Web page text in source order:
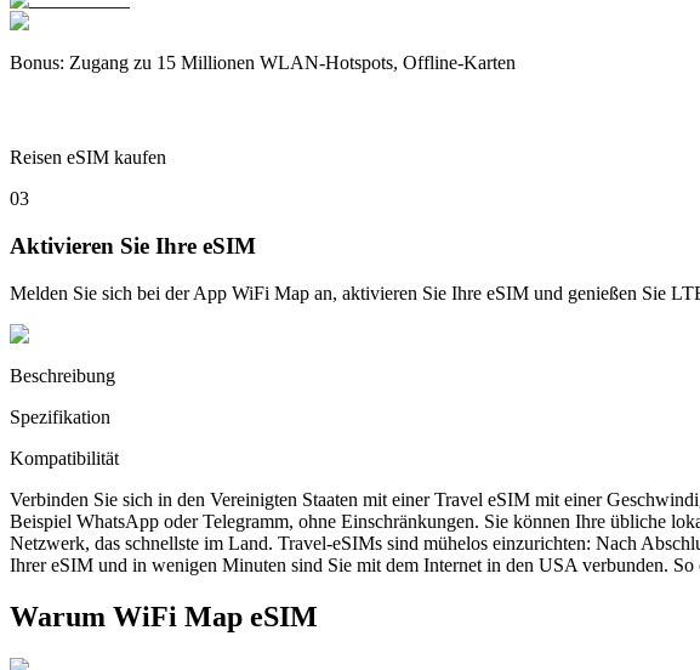
Bonus: Zugang zu 15 Millionen WLAN-Hotspots, Offline-Karten
Reisen eSIM kaufen
03
Aktivieren Sie Ihre eSIM
Melden Sie sich bei der App WiFi Map an, aktivieren Sie Ihre eSIM und genießen Sie
Beschreibung
Spezifikation
Kompatibilität
Verbinden Sie sich in den Vereinigten Staaten mit einer Travel eSIM mit einer
Beispiel WhatsApp oder Telegramm, ohne Einschränkungen. Sie können Ihre übliche
Netzwerk, das schnellste im Land. Travel-eSIMs sind mühelos einzurichten: Nach
Ihrer eSIM und in wenigen Minuten sind Sie mit dem Internet in den USA verbunden. So
Warum WiFi Map eSIM